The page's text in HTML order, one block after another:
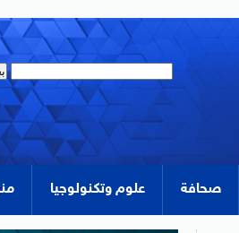
صحافة علوم وتكنولوجيا